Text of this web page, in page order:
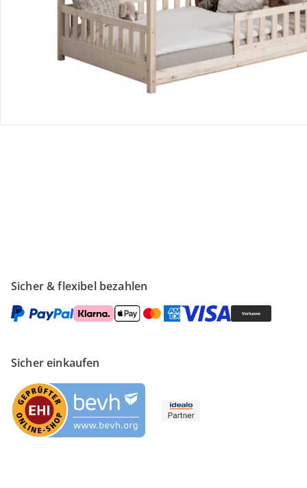
Retoure & Reklamation
Gutscheine & Aktionen
Sicher & flexibel bezahlen
Sicher einkaufen